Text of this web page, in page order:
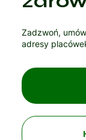
Zadzwoń,
adresy